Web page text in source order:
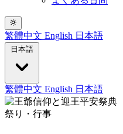
繁體中文 English 日本語
日本語
繁體中文 English 日本語
祭り・行事